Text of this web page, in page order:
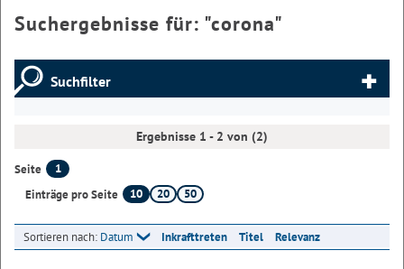
Suchergebnisse für: "corona"
Suchfilter
Ergebnisse 1 - 2 von (2)
Seite
1
Einträge pro Seite
10 20 50
Sortieren nach: Datum Inkrafttreten Titel Relevanz